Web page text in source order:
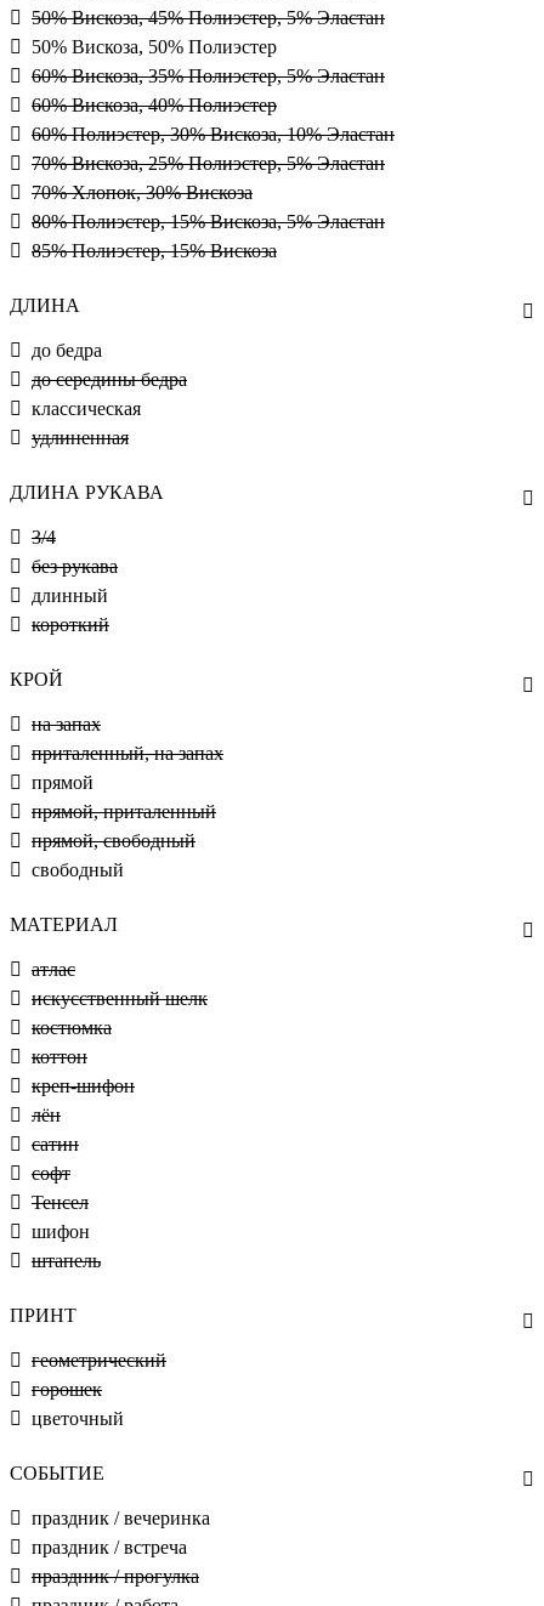
50% Вискоза, 45% Полиэстер, 5% Эластан
50% Вискоза, 50% Полиэстер
60% Вискоза, 35% Полиэстер, 5% Эластан
60% Вискоза, 40% Полиэстер
60% Полиэстер, 30% Вискоза, 10% Эластан
70% Вискоза, 25% Полиэстер, 5% Эластан
70% Хлопок, 30% Вискоза
80% Полиэстер, 15% Вискоза, 5% Эластан
85% Полиэстер, 15% Вискоза
ДЛИНА
до бедра
до середины бедра
классическая
удлиненная
ДЛИНА РУКАВА
3/4
без рукава
длинный
короткий
КРОЙ
на запах
приталенный, на запах
прямой
прямой, приталенный
прямой, свободный
свободный
МАТЕРИАЛ
атлас
искусственный шелк
костюмка
коттон
креп-шифон
лён
сатин
софт
Тенсел
шифон
штапель
ПРИНТ
геометрический
горошек
цветочный
СОБЫТИЕ
праздник / вечеринка
праздник / встреча
праздник / прогулка